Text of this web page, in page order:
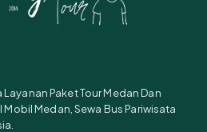
Paket Tour Medan Dan
Medan, Sewa Bus Pariwisata